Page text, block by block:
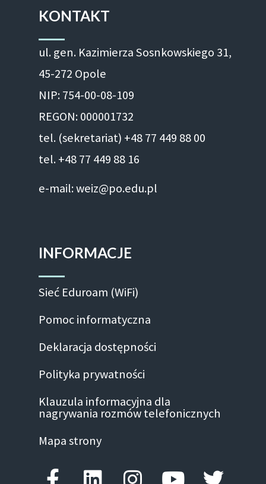
KONTAKT
ul. gen. Kazimierza Sosnkowskiego 31,
45-272 Opole
NIP: 754-00-08-109
REGON: 000001732
tel. (sekretariat) +48 77 449 88 00
tel. +48 77 449 88 16
e-mail: weiz@po.edu.pl
INFORMACJE
Sieć Eduroam (WiFi)
Pomoc informatyczna
Deklaracja dostępności
Polityka prywatności
Klauzula informacyjna dla
nagrywania rozmów telefonicznych
Mapa strony
Facebook-f
LinkedinInstagram
Youtube